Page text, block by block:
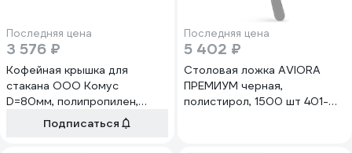
Последняя цена
3 576 ₽
Кофейная крышка для
стакана ООО Комус
D=80мм, полипропилен,
черная, 1000шт 3002 ч
Подписаться
Последняя цена
5 402 ₽
Столовая ложка AVIORA
ПРЕМИУМ черная,
полистирол, 1500 шт 401-